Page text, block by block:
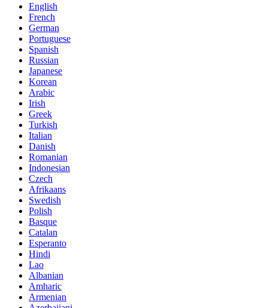
English
French
German
Portuguese
Spanish
Russian
Japanese
Korean
Arabic
Irish
Greek
Turkish
Italian
Danish
Romanian
Indonesian
Czech
Afrikaans
Swedish
Polish
Basque
Catalan
Esperanto
Hindi
Lao
Albanian
Amharic
Armenian